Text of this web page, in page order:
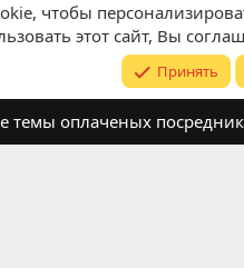
чтобы
этот сайт, Вы
Принять
темы оплаченых